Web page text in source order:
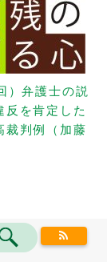
）弁護士の説
反を肯定した
裁判例（加藤